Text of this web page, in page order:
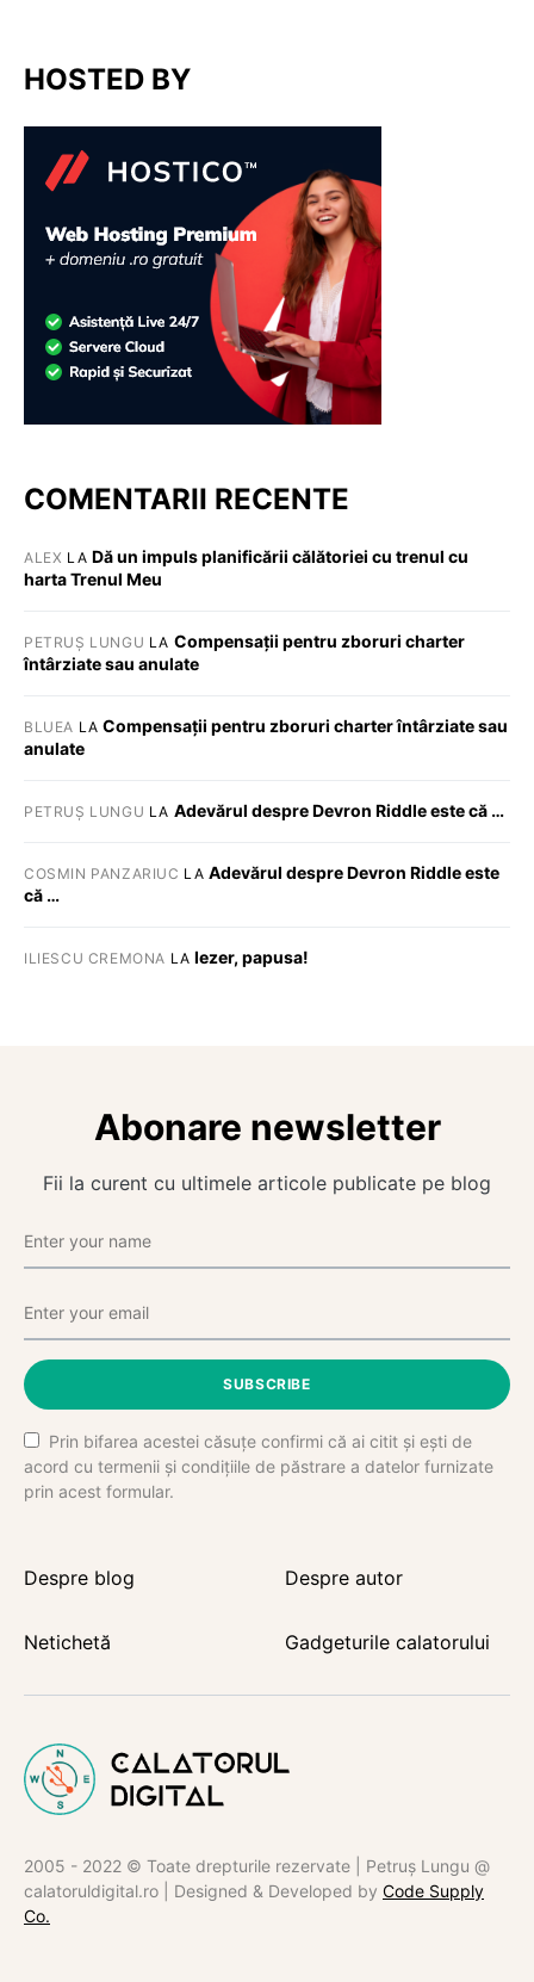
HOSTED BY
COMENTARII RECENTE
ALEX LA Dă un impuls planificării călătoriei cu trenul cu
harta Trenul Meu
PETRUȘ LUNGU LA Compensații pentru zboruri charter
întârziate sau anulate
BLUEA LACompensații pentru zboruri charter întârziate sau
anulate
PETRUȘ LUNGU LA Adevărul despre Devron Riddle este că …
COSMIN PANZARIUC LA Adevărul despre Devron Riddle este
că …
ILIESCU CREMONA LA Iezer, papusa!
Abonare newsletter
Fii la curent cu ultimele articole publicate pe blog
SUBSCRIBE
Prin bifarea acestei căsuțe confirmi că ai citit și ești de
acord cu termenii și condițiile de păstrare a datelor furnizate
prin acest formular.
Despre blog Despre autor
Netichetă Gadgeturile calatorului
2005 - 2022 © Toate drepturile rezervate | Petruș Lungu @
calatoruldigital.ro | Designed & Developed by Code Supply
Co.